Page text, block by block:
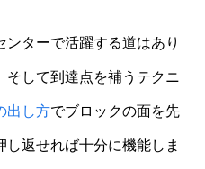
ターで活躍する道はあり
そして到達点を補うテクニ
出し方でブロックの面を先
返せれば十分に機能しま